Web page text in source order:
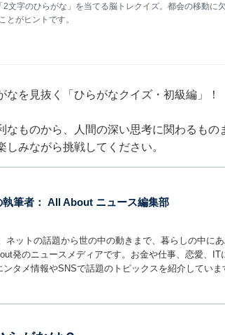
文字のひらがな」を当てる脳トレクイズ。都会の移動に
とがヒントです。
なを見抜く「ひらがなクイズ・初級編」！
なものから、人間の深い思考に関わるも
しみながら挑戦してください。
筆者： All About ニュース編集部
ネットの話題から世の中の動きまで、暮らしの中に
発のニュースメディアです。お金や仕事、恋愛、
タメ情報やSNSで話題のトピックスを紹介していま